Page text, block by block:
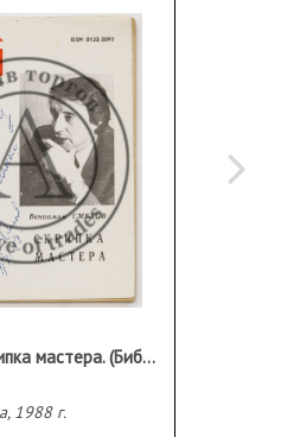
Смехов В. Скрипка мастера. (Библиотека «Огонек». № 37) С автографом автора.
1988 г.